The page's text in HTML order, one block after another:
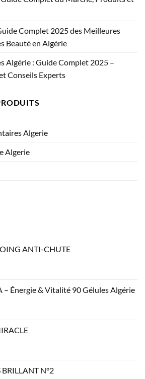
Complet 2025 des Meilleures
Beauté en Algérie
Algérie : Guide Complet 2025 –
Conseils Experts
Algerie
Algerie
ANTI-CHUTE
– Énergie & Vitalité 90 Gélules Algérie
BRILLANT N°2